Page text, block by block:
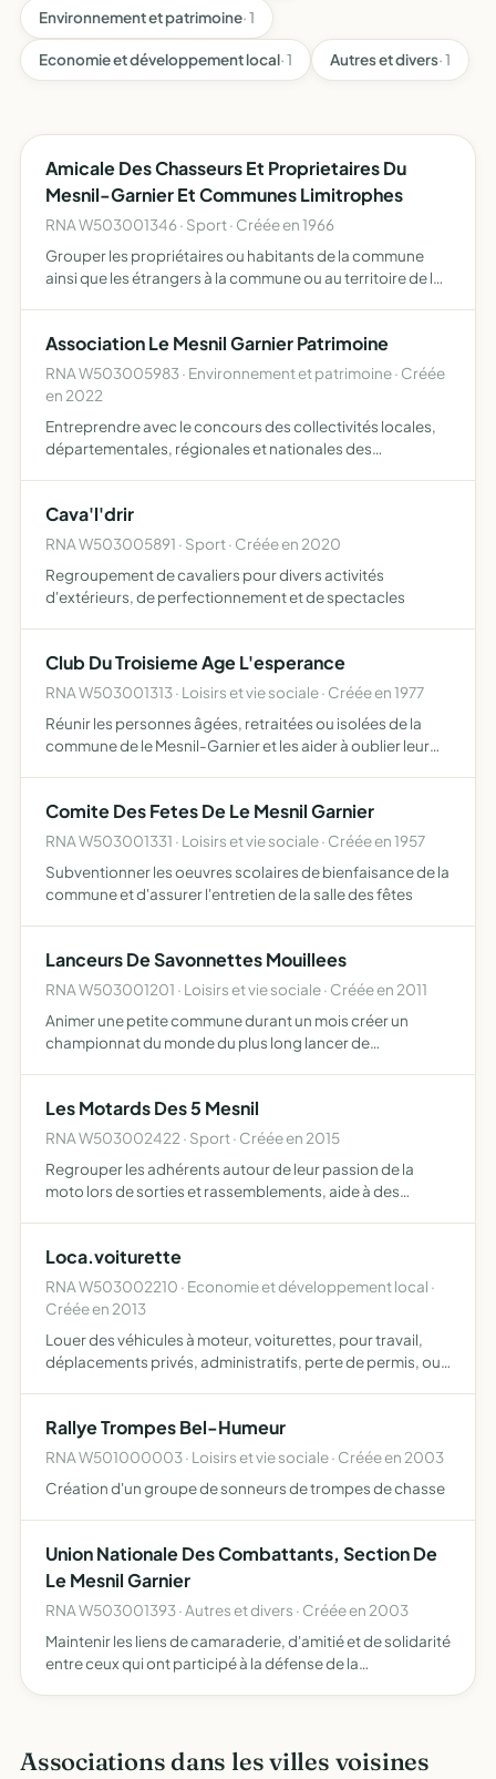
Environnement et patrimoine· 1
Economie et développement local· 1 Autres et divers· 1
Amicale Des Chasseurs Et Proprietaires Du
Mesnil-Garnier Et Communes Limitrophes
RNA W503001346 · Sport · Créée en 1966
Grouper les propriétaires ou habitants de la commune
ainsi que les étrangers à la commune ou au territoire de la
Association Le Mesnil Garnier Patrimoine
RNA W503005983 · Environnement et patrimoine · Créée
en 2022
Entreprendre avec le concours des collectivités locales,
départementales, régionales et nationales des
valorisation du pa…
Cava'l'drir
RNA W503005891 · Sport · Créée en 2020
Regroupement de cavaliers pour divers activités
d'extérieurs, de perfectionnement et de spectacles
Club Du Troisieme Age L'esperance
RNA W503001313 · Loisirs et vie sociale · Créée en 1977
Réunir les personnes âgées, retraitées ou isolées de la
commune de le Mesnil-Garnier et les aider à oublier leur
Comite Des Fetes De Le Mesnil Garnier
RNA W503001331 · Loisirs et vie sociale · Créée en 1957
Subventionner les oeuvres scolaires de bienfaisance de la
commune et d'assurer l'entretien de la salle des fêtes
Lanceurs De Savonnettes Mouillees
RNA W503001201 · Loisirs et vie sociale · Créée en 2011
Animer une petite commune durant un mois créer un
championnat du monde du plus long lancer de
retenu (toutes fin…
Les Motards Des 5 Mesnil
RNA W503002422 · Sport · Créée en 2015
Regrouper les adhérents autour de leur passion de la
moto lors de sorties et rassemblements, aide à des
Loca.voiturette
RNA W503002210 · Economie et développement local ·
Créée en 2013
Louer des véhicules à moteur, voiturettes, pour travail,
déplacements privés, administratifs, perte de permis, ou
Rallye Trompes Bel-Humeur
RNA W501000003 · Loisirs et vie sociale · Créée en 2003
Création d'un groupe de sonneurs de trompes de chasse
Union Nationale Des Combattants, Section De
Le Mesnil Garnier
RNA W503001393 · Autres et divers · Créée en 2003
Maintenir les liens de camaraderie, d'amitié et de solidarité
entre ceux qui ont participé à la défense de la
Associations dans les villes voisines